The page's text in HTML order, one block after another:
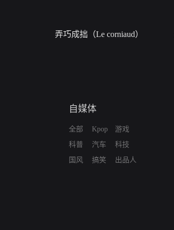
弄巧成拙（Le corniaud）
自媒体
全部
科普
国风
Kpop
汽车
搞笑
游戏
科技
出品人